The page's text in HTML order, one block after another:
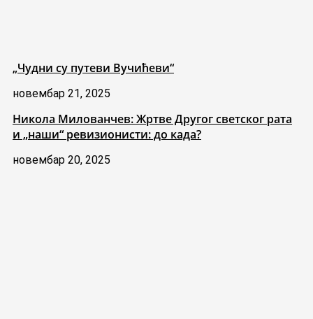
„Чудни су путеви Вучићеви“
новембар 21, 2025
Никола Милованчев: Жртве Другог светског рата
и „наши“ ревизионисти: до када?
новембар 20, 2025